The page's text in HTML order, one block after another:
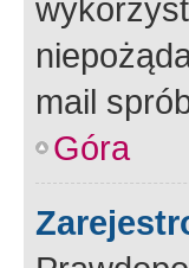
mail
Góra